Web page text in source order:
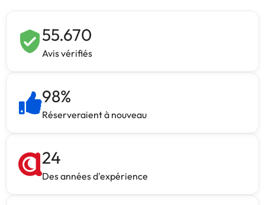
55.670
Avis vérifiés
98%
Réserveraient à nouveau
24
Des années d'expérience